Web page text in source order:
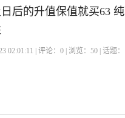
后的升值保值就买63
02:01:11 | 评论：0 | 浏览：50 | 话题：